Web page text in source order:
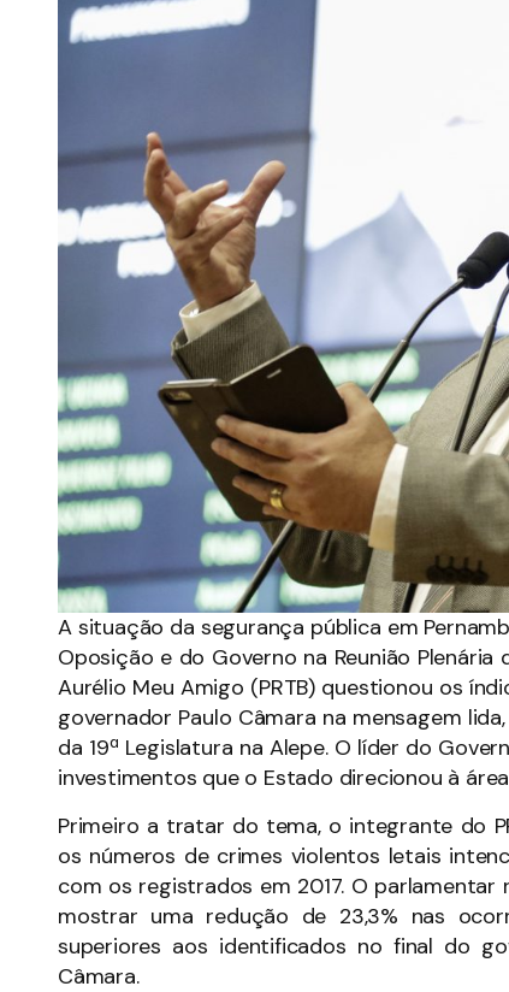
A situação da segurança pública em
Oposição e do Governo na Reunião
Aurélio Meu Amigo (PRTB) questionou os
governador Paulo Câmara na mensagem
da 19ª Legislatura na Alepe. O líder do
investimentos que o Estado direcionou à
Primeiro a tratar do tema, o integrante do
os números de crimes violentos letais
com os registrados em 2017. O
mostrar uma redução de 23,3% nas
superiores aos identificados no final do
Câmara.